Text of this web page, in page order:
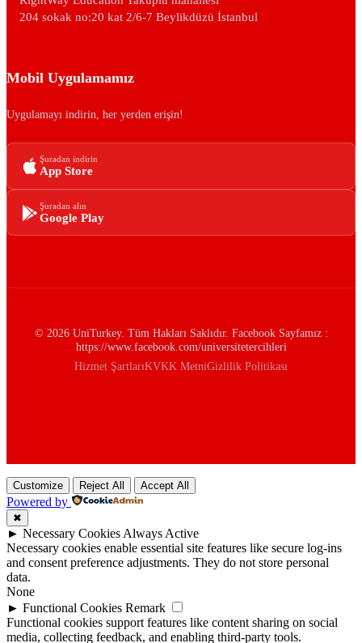
204 sokak no:20 kat 2/6-7 Beylikdüzü İstanbul
Mobil Uygulamamız
Uygulamayı indirin, her yerden erişin!
Şuradan indirin
App Store
Şuradan alın
Google Play
© 2026 UniTurkey. Tüm Hakları Saklıdır. Facebook Sayfamız :
https://www.facebook.com/universitetercihleri
Hizmet ŞartlarıKVKK MetniGizlilik Politikası
Customize Reject All Accept All
Powered by
✖
► Necessary Cookies Always Active
Necessary cookies enable essential site features like secure log-ins
and consent preference adjustments. They do not store personal
data.
None
► Functional Cookies Remark
Functional cookies support features like content sharing on social
media, collecting feedback, and enabling third-party tools.